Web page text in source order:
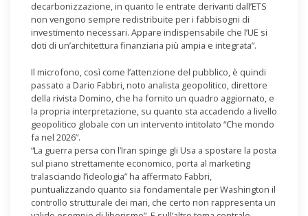
decarbonizzazione, in quanto le entrate derivanti dall’ETS
non vengono sempre redistribuite per i fabbisogni di
investimento necessari. Appare indispensabile che l’UE si
doti di un’architettura finanziaria più ampia e integrata”.
Il microfono, così come l’attenzione del pubblico, è quindi
passato a Dario Fabbri, noto analista geopolitico, direttore
della rivista Domino, che ha fornito un quadro aggiornato, e
la propria interpretazione, su quanto sta accadendo a livello
geopolitico globale con un intervento intitolato “Che mondo
fa nel 2026”.
“La guerra persa con l’Iran spinge gli Usa a spostare la posta
sul piano strettamente economico, porta al marketing
tralasciando l’ideologia” ha affermato Fabbri,
puntualizzando quanto sia fondamentale per Washington il
controllo strutturale dei mari, che certo non rappresenta un